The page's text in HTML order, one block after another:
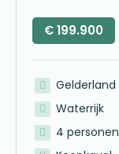
€199.900
Gelderland
Waterrijk
4 personen